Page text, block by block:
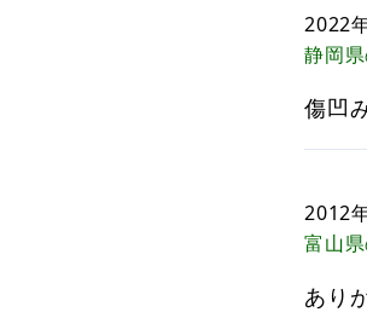
2022
静岡県
傷凹
2012
富山県
あり